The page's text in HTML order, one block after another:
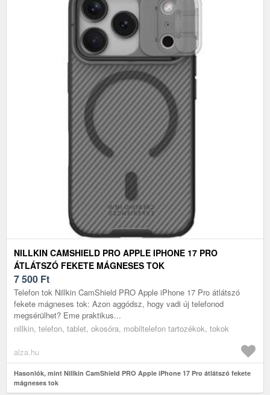
NILLKIN CAMSHIELD PRO APPLE IPHONE 17 PRO
ÁTLÁTSZÓ FEKETE MÁGNESES TOK
7 500 Ft
Telefon tok Nillkin CamShield PRO Apple iPhone 17 Pro átlátszó
fekete mágneses tok: Azon aggódsz, hogy vadi új telefonod
megsérülhet? Eme praktikus...
nillkin, telefon, tablet, okosóra, mobiltelefon tartozékok, tokok
alza.hu
Hasonlók, mint Nillkin CamShield PRO Apple iPhone 17 Pro átlátszó fekete
mágneses tok